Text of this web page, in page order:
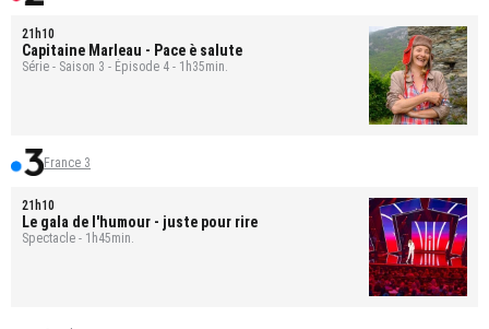
21h10
Capitaine Marleau - Pace è salute
Série - Saison 3 - Épisode 4 - 1h35min.
France 3
21h10
Le gala de l'humour - juste pour rire
Spectacle - 1h45min.